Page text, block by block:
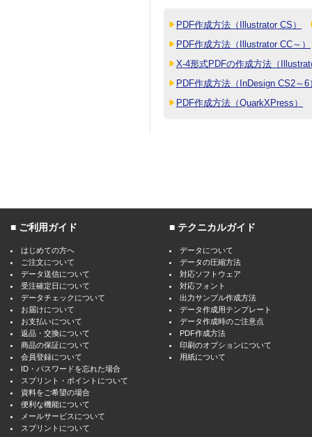
PDF作成方法（Illustrator CS）
PDF作成方法（Illustrator CC～）
X-4形式PDFの作成方法（
PDF作成方法（InDesign CS2～6
PDF作成方法（QuarkXPress）
ご利用ガイド
はじめての方へ
ご注文について
データ送信について
受注確定日について
データチェックについて
お届けについて
お支払いについて
返品・交換について
商品の保証について
会員登録について
ID・パスワードを忘れた場合
スプリント・ポイントについて
資料をご希望の場合
便利な機能について
メールサービスについて
スプリントについて
テクニカルガイド
データについて
データの圧縮方法
対応ソフトウェア
対応フォント
出力サンプル作成方法
データ作成用テンプレート
データ作成時のご注意点
PDF作成方法
印刷のオプションについて
用紙について